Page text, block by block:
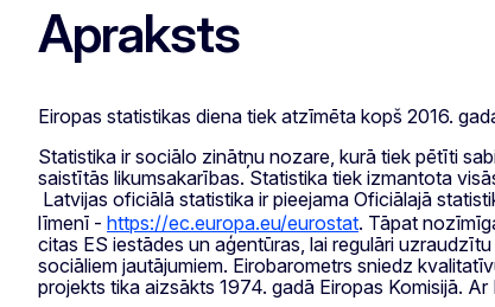
Apraksts
Eiropas statistikas diena tiek atzīmēta kopš 2016.
Statistika ir sociālo zinātņu nozare, kurā tiek pētīti
saistītās likumsakarības. Statistika tiek izmantota
Latvijas oficiālā statistika ir pieejama Oficiālajā
līmenī - https://ec.europa.eu/eurostat. Tāpat
citas ES iestādes un aģentūras, lai regulāri
sociāliem jautājumiem. Eirobarometrs sniedz
projekts tika aizsākts 1974. gadā Eiropas Komisijā.